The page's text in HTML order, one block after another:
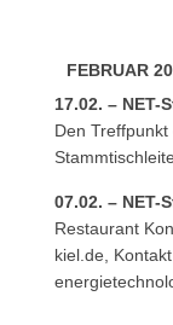
FEBRUAR
17.02. – NET-
Den
07.02. – NET-
Restaurant
kiel.de ,